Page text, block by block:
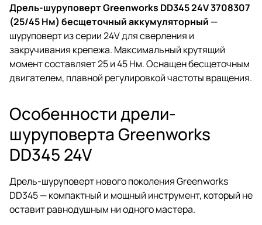
Дрель-шуруповерт Greenworks DD345 24V 3708307
(25/45 Нм) бесщеточный аккумуляторный —
шуруповерт из серии 24V для сверления и
закручивания крепежа. Максимальный крутящий
момент составляет 25 и 45 Нм. Оснащен бесщеточным
двигателем, плавной регулировкой частоты вращения.
Особенности дрели-
шуруповерта Greenworks
DD345 24V
Дрель-шуруповерт нового поколения Greenworks
DD345 — компактный и мощный инструмент, который не
оставит равнодушным ни одного мастера.